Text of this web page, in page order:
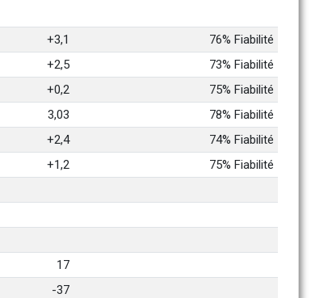
+3,1
76% Fiabilité
+2,5
73% Fiabilité
+0,2
75% Fiabilité
3,03
78% Fiabilité
+2,4
74% Fiabilité
+1,2
75% Fiabilité
17
-37